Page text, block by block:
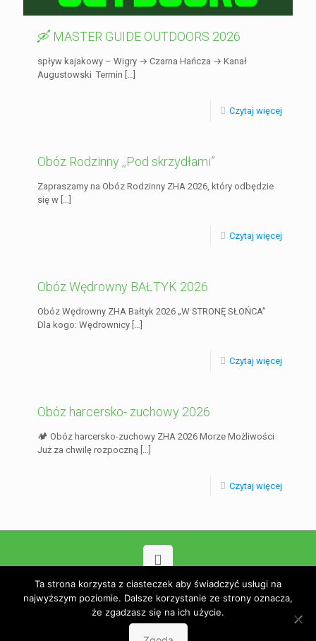
🛶 MASTER GUIDE OUTDOORS 2026
spływ kajakowy – Wigry → Czarna Hańcza → Kanał
Augustowski Termin […]
Czytaj więcej
Obóz Rodzinny ,,Pod skrzydłami”
Zapraszamy na Obóz Rodzinny ZHA 2026, który odbędzie
się w […]
Czytaj więcej
Obóz Wędrowny BAŁTYK 2026
Obóz Wędrowny ZHA Bałtyk 2026 „W STRONĘ SŁOŃCA”
Dla kogo: Wędrownicy […]
Czytaj więcej
Obóz harcersko- zuchowy 2026
🏕️ Obóz harcersko-zuchowy ZHA 2026 Morze Możliwości
Już za chwilę rozpoczną […]
Czytaj więcej
© 2023 Związek Harcerstwa Adwentystycznego. Wdrożenie
Go3.pl
Polityka prywatności
Ta strona korzysta z ciasteczek aby świadczyć usługi na
najwyższym poziomie. Dalsze korzystanie ze strony oznacza,
że zgadzasz się na ich użycie.